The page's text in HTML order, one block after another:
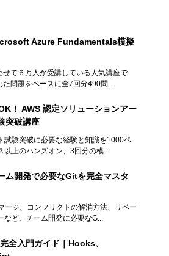
Azure Fundamentals模擬
て６万人が受講している人気講座で
問題をベースに全7回分490問...
！ AWS 認定ソリューションアー
突破講座
試験突破に必要な経験と知識を1000ペ
以上のハンズオン、3回分の模...
ム開発で必要なGitを完全マスタ
ージ、コンフリクトの解消方法、リベー
ど、チーム開発に必要なG...
全入門ガイド｜Hooks、